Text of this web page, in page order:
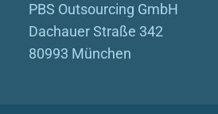
PBS Outsourcing GmbH
Dachauer Straße 342
80993 München